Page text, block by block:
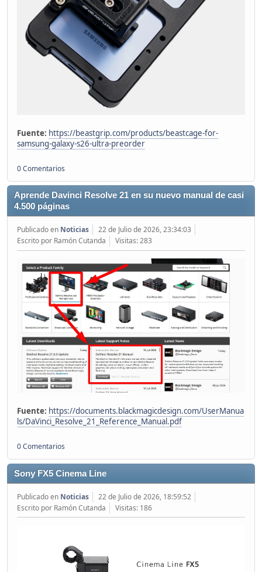
Fuente: https://beastgrip.com/products/beastcage-for-
samsung-galaxy-s26-ultra-preorder
0 Comentarios
Aprende Davinci Resolve 21 en su nuevo manual de casi
4.500 páginas
Publicado en Noticias
22 de Julio de 2026, 23:34:03
Escrito por Ramón Cutanda
Visitas: 283
Fuente: https://documents.blackmagicdesign.com/UserManua
ls/DaVinci_Resolve_21_Reference_Manual.pdf
0 Comentarios
Sony FX5 Cinema Line
Publicado en Noticias
22 de Julio de 2026, 18:59:52
Escrito por Ramón Cutanda
Visitas: 186